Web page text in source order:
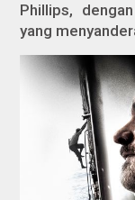
Phillips,
yang